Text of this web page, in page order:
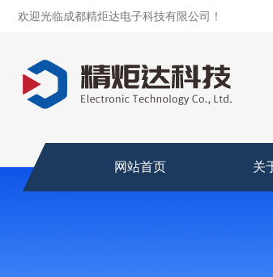
欢迎光临成都精炬达电子科技有限公司！
网站首页 关